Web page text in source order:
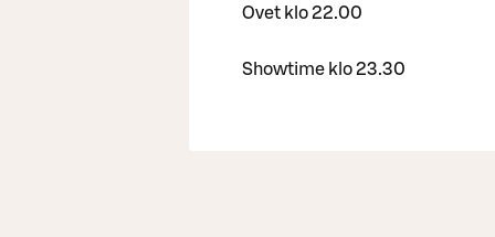
Ovet klo 22.00
Showtime klo 23.30